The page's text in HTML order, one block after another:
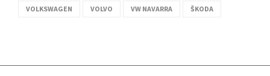
VOLKSWAGEN VOLVO VW NAVARRA ŠKODA